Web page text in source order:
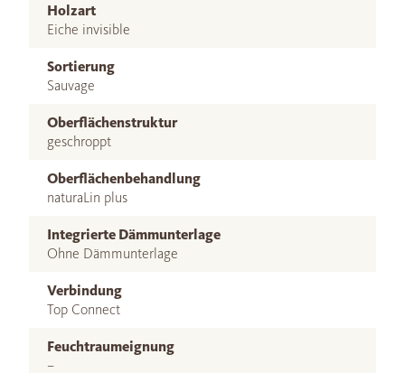
Holzart
Eiche invisible
Sortierung
Sauvage
Oberflächenstruktur
geschroppt
Oberflächenbehandlung
naturaLin plus
Integrierte Dämmunterlage
Ohne Dämmunterlage
Verbindung
Top Connect
Feuchtraumeignung
–